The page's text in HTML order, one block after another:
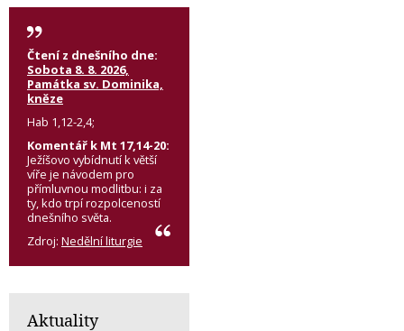
Čtení z dnešního dne:
Sobota 8. 8. 2026,
Památka sv. Dominika,
kněze
Hab 1,12-2,4;
Komentář k Mt 17,14-20:
Ježíšovo vybídnutí k větší
víře je návodem pro
přímluvnou modlitbu: i za
ty, kdo trpí rozpolceností
dnešního světa.
Zdroj: Nedělní liturgie
Aktuality